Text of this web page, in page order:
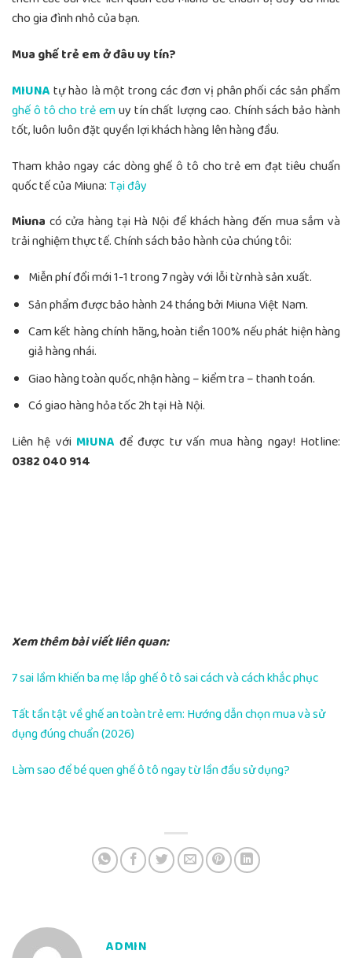
cho gia đình nhỏ của bạn.
Mua ghế trẻ em ở đâu uy tín?
MIUNA tự hào là một trong các đơn vị phân phối các sản phẩm
ghế ô tô cho trẻ emuy tín chất lượng cao. Chính sách bảo hành
tốt, luôn luôn đặt quyền lợi khách hàng lên hàng đầu.
Tham khảo ngay các dòng ghế ô tô cho trẻ em đạt tiêu chuẩn
quốc tế của Miuna:Tại đây
Miuna có cửa hàng tại Hà Nội để khách hàng đến mua sắm và
trải nghiệm thực tế. Chính sách bảo hành của chúng tôi:
Miễn phí đổi mới 1-1 trong 7 ngày với lỗi từ nhà sản xuất.
Sản phẩm được bảo hành 24 tháng bởi Miuna Việt Nam.
Cam kết hàng chính hãng, hoàn tiền 100% nếu phát hiện hàng
giả hàng nhái.
Giao hàng toàn quốc, nhận hàng – kiểm tra – thanh toán.
Có giao hàng hỏa tốc 2h tại Hà Nội.
Liên hệ với MIUNA để được tư vấn mua hàng ngay! Hotline:
0382 040 914
Xem thêm bài viết liên quan:
7 sai lầm khiến ba mẹ lắp ghế ô tô sai cách và cách khắc phục
Tất tần tật về ghế an toàn trẻ em: Hướng dẫn chọn mua và sử
dụng đúng chuẩn (2026)
Làm sao để bé quen ghế ô tô ngay từ lần đầu sử dụng?
ADMIN